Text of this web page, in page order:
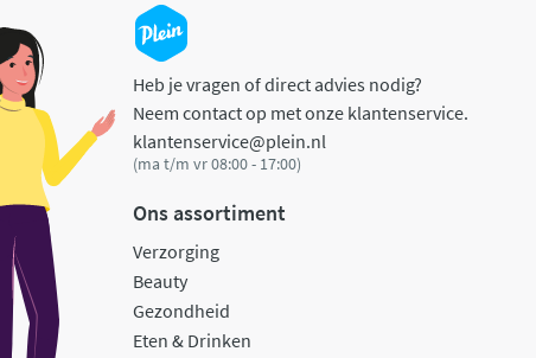
Heb je vragen of direct advies nodig?
Neem contact op met onze klantenservice.
klantenservice@plein.nl
(ma t/m vr 08:00 - 17:00)
Ons assortiment
Verzorging
Beauty
Gezondheid
Eten & Drinken